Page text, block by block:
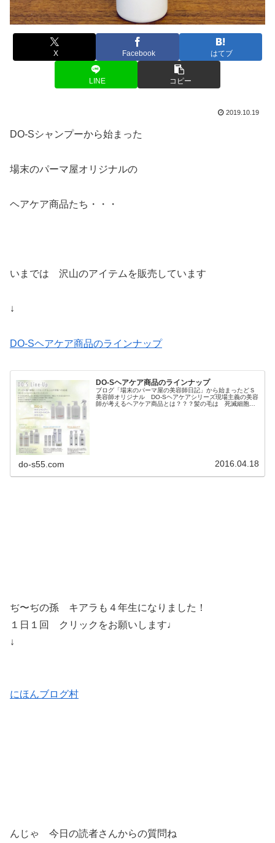
X Facebook はてブ
LINE コピー
2019.10.19
DO-Sシャンプーから始まった
場末のパーマ屋オリジナルの
ヘアケア商品たち・・・
いまでは 沢山のアイテムを販売しています
↓
DO-Sヘアケア商品のラインナップ
DO-Sヘアケア商品のラインナップ
ブログ「場末のパーマ屋の美容師日記」から始まったどＳ
美容師オリジナル DO-Sヘアケアシリーズ現場主義の美容
師が考えるヘアケア商品とは？？？髪の毛は 死滅細胞で
do-s55.com 2016.04.18
ぢ〜ぢの孫 キアラも４年生になりました！
１日１回 クリックをお願いします♩
↓
にほんブログ村
んじゃ 今日の読者さんからの質問ね